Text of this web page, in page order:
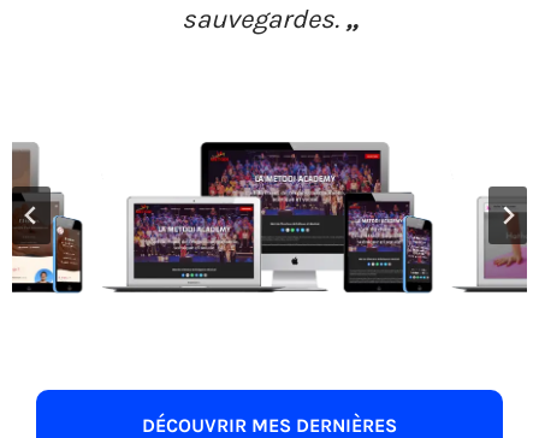
sauvegardes. „
DÉCOUVRIR MES DERNIÈRES